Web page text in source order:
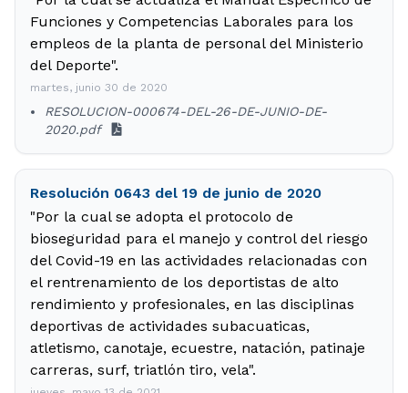
Funciones y Competencias Laborales para los
empleos de la planta de personal del Ministerio
del Deporte".
martes, junio 30 de 2020
RESOLUCION-000674-DEL-26-DE-JUNIO-DE-
2020.pdf
Resolución 0643 del 19 de junio de 2020
"Por la cual se adopta el protocolo de
bioseguridad para el manejo y control del riesgo
del Covid-19 en las actividades relacionadas con
el rentrenamiento de los deportistas de alto
rendimiento y profesionales, en las disciplinas
deportivas de actividades subacuaticas,
atletismo, canotaje, ecuestre, natación, patinaje
carreras, surf, triatlón tiro, vela".